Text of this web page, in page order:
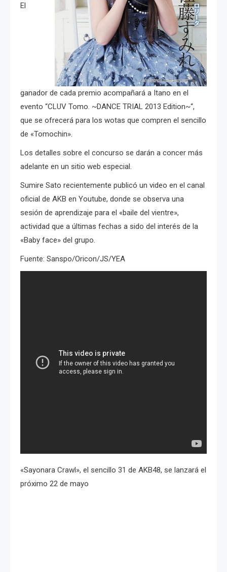
El
ganador de cada premio acompañará a Itano en el
evento “CLUV Tomo. ~DANCE TRIAL 2013 Edition~“,
que se ofrecerá para los wotas que compren el sencillo
de «Tomochin».
Los detalles sobre el concurso se darán a concer más
adelante en un sitio web especial.
Sumire Sato recientemente publicó un video en el canal
oficial de AKB en Youtube, donde se observa una
sesión de aprendizaje para el «baile del vientre»,
actividad que a últimas fechas a sido del interés de la
«Baby face» del grupo.
Fuente: Sanspo/Oricon/JS/YEA
«Sayonara Crawl», el sencillo 31 de AKB48, se lanzará el
próximo 22 de mayo